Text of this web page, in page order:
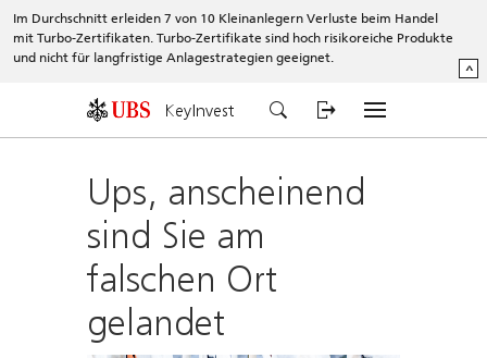
Im Durchschnitt erleiden 7 von 10 Kleinanlegern Verluste beim Handel
mit Turbo-Zertifikaten. Turbo-Zertifikate sind hoch risikoreiche Produkte
und nicht für langfristige Anlagestrategien geeignet.
^
KeyInvest
Ups, anscheinend
sind Sie am
falschen Ort
gelandet